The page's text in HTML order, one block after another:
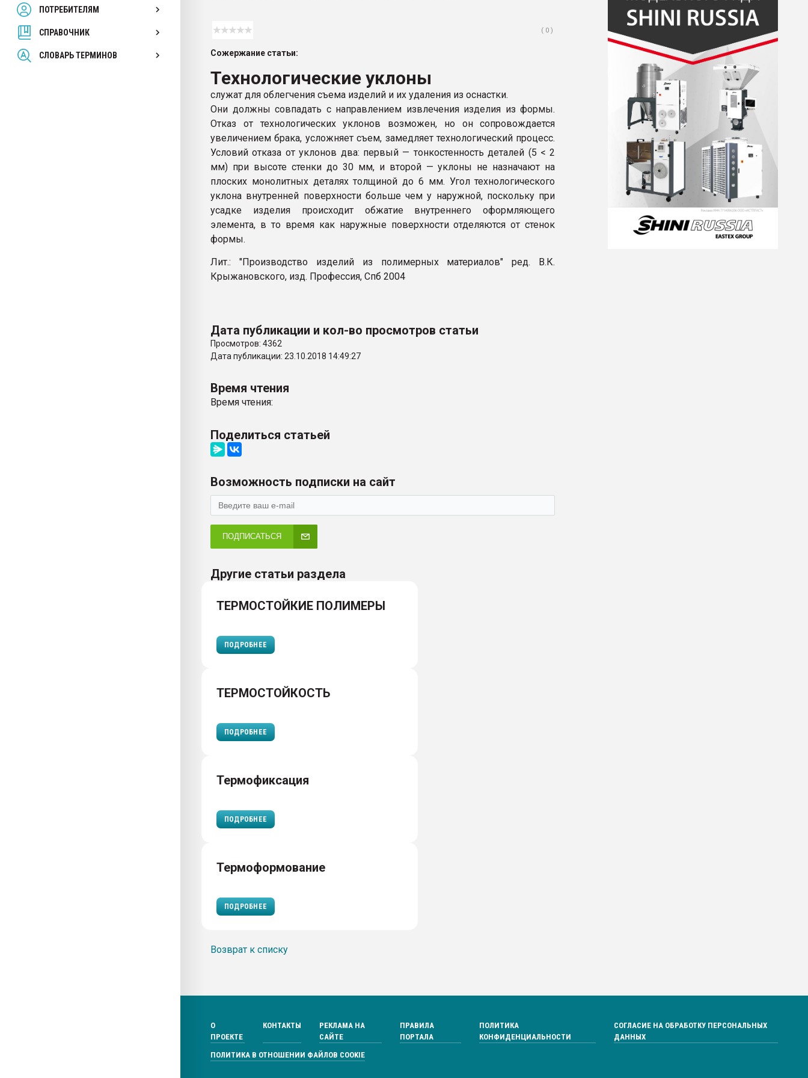
ПОТРЕБИТЕЛЯМ
СПРАВОЧНИК
СЛОВАРЬ ТЕРМИНОВ
( 0 )
Сожержание статьи:
Технологические уклоны
служат для облегчения съема изделий и их удаления из оснастки.
Они должны совпадать с направлением извлечения изделия из формы.
Отказ от технологических уклонов возможен, но он сопровождается
увеличением брака, усложняет съем, замедляет технологический процесс.
Условий отказа от уклонов два: первый — тонкостенность деталей (5 < 2
мм) при высоте стенки до 30 мм, и второй — уклоны не назначают на
плоских монолитных деталях толщиной до 6 мм. Угол технологического
уклона внутренней поверхности больше чем у наружной, поскольку при
усадке изделия происходит обжатие внутреннего оформляющего
элемента, в то время как наружные поверхности отделяются от стенок
формы.
Лит.: "Производство изделий из полимерных материалов" ред. В.К.
Крыжановского, изд. Профессия, Спб 2004
Дата публикации и кол-во просмотров статьи
Просмотров: 4362
Дата публикации: 23.10.2018 14:49:27
Время чтения
Время чтения:
Поделиться статьей
Возможность подписки на сайт
ПОДПИСАТЬСЯ
Другие статьи раздела
ТЕРМОСТОЙКИЕ ПОЛИМЕРЫ
ПОДРОБНЕЕ
ТЕРМОСТОЙКОСТЬ
ПОДРОБНЕЕ
Термофиксация
ПОДРОБНЕЕ
Термоформование
ПОДРОБНЕЕ
Возврат к списку
О
ПРОЕКТЕ
КОНТАКТЫ
РЕКЛАМА НА
САЙТЕ
ПРАВИЛА
ПОРТАЛА
ПОЛИТИКА
КОНФИДЕНЦИАЛЬНОСТИ
СОГЛАСИЕ НА ОБРАБОТКУ ПЕРСОНАЛЬНЫХ
ДАННЫХ
ПОЛИТИКА В ОТНОШЕНИИ ФАЙЛОВ COOKIE